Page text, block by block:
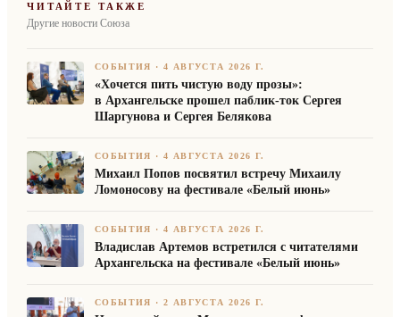
ЧИТАЙТЕ ТАКЖЕ
Другие новости Союза
СОБЫТИЯ ·4 АВГУСТА 2026 Г.
«Хочется пить чистую воду прозы»:
в Архангельске прошел паблик-ток Сергея
Шаргунова и Сергея Белякова
СОБЫТИЯ ·4 АВГУСТА 2026 Г.
Михаил Попов посвятил встречу Михаилу
Ломоносову на фестивале «Белый июнь»
СОБЫТИЯ ·4 АВГУСТА 2026 Г.
Владислав Артемов встретился с читателями
Архангельска на фестивале «Белый июнь»
СОБЫТИЯ ·2 АВГУСТА 2026 Г.